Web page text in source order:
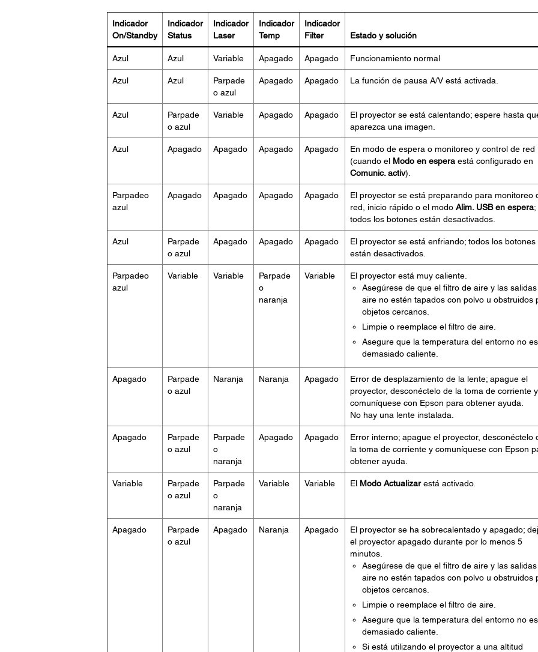
Indicador
On/Standby
Indicador
Status
Indicador
Laser
Indicador
Temp
Indicador
Filter
Estado y solución
Azul Azul Variable Apagado Apagado Funcionamiento normal
Azul Azul
Parpade
o azul
Apagado Apagado La función de pausa A/V está activada.
Azul
Parpade
o azul
Variable Apagado Apagado
El proyector se está calentando; espere hasta
aparezca una imagen.
Azul Apagado Apagado Apagado Apagado
En modo de espera o monitoreo y control de red
(cuando el Modo en esperaestá configurado en
Comunic. activ).
Parpadeo
azul
Apagado Apagado Apagado Apagado
El proyector se está preparando para monitoreo
red, inicio rápido o el modo Alim. USB en espera;
todos los botones están desactivados.
Azul
Parpade
o azul
Apagado Apagado Apagado
El proyector se está enfriando; todos los botones
están desactivados.
Parpadeo
azul
Variable Variable
Parpade
o
naranja
Variable
El proyector está muy caliente.
Asegúrese de que el filtro de aire y las
aire no estén tapados con polvo u obstruidos
objetos cercanos.
Limpie o reemplace el filtro de aire.
Asegure que la temperatura del entorno no
demasiado caliente.
Apagado
Parpade
o azul
Naranja Naranja Apagado
Error de desplazamiento de la lente; apague el
proyector, desconéctelo de la toma de corriente y
comuníquese con Epson para obtener ayuda.
No hay una lente instalada.
Apagado
Parpade
o azul
Parpade
o
naranja
Apagado Apagado
Error interno; apague el proyector, desconéctelo
la toma de corriente y comuníquese con Epson
obtener ayuda.
Variable
Parpade
o azul
Parpade
o
naranja
Variable Variable El Modo Actualizarestá activado.
Apagado
Parpade
o azul
Apagado Naranja Apagado
El proyector se ha sobrecalentado y apagado;
el proyector apagado durante por lo menos 5
minutos.
Asegúrese de que el filtro de aire y las
aire no estén tapados con polvo u obstruidos
objetos cercanos.
Limpie o reemplace el filtro de aire.
Asegure que la temperatura del entorno no
demasiado caliente.
Si está utilizando el proyector a una altitud